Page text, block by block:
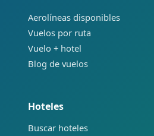
Aerolíneas disponibles
Vuelos por ruta
Vuelo + hotel
Blog de vuelos
Hoteles
Buscar hoteles